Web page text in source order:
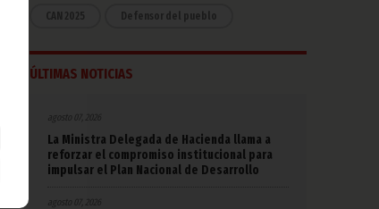
CAN 2025 Defensor del pueblo
ÚLTIMAS NOTICIAS
agosto 07, 2026
La Ministra Delegada de Hacienda llama a
reforzar el compromiso institucional para
impulsar el Plan Nacional de Desarrollo
agosto 07, 2026